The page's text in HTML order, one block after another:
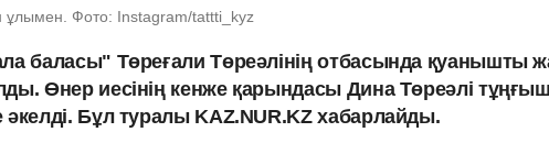
ұлымен. Фото: Instagram/tattti_kyz
баласы" Төреғали Төреәлінің отбасында қуанышты
Өнер иесінің кенже қарындасы Дина Төреәлі
әкелді. Бұл туралы KAZ.NUR.KZ хабарлайды.